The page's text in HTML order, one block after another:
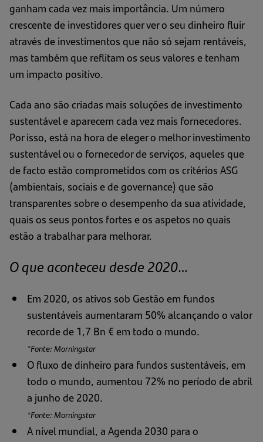
ganham cada vez mais importância. Um número
crescente de investidores quer ver o seu dinheiro fluir
através de investimentos que não só sejam rentáveis,
mas também que reflitam os seus valores e tenham
um impacto positivo.
Cada ano são criadas mais soluções de investimento
sustentável e aparecem cada vez mais fornecedores.
Por isso, está na hora de eleger o melhor investimento
sustentável ou o fornecedor de serviços, aqueles que
de facto estão comprometidos com os critérios ASG
(ambientais, sociais e de governance) que são
transparentes sobre o desempenho da sua atividade,
quais os seus pontos fortes e os aspetos no quais
estão a trabalhar para melhorar.
O que aconteceu desde 2020…
Em 2020, os ativos sob Gestão em fundos
sustentáveis aumentaram 50% alcançando o valor
recorde de 1,7 Bn € em todo o mundo.
*Fonte: Morningstar
O fluxo de dinheiro para fundos sustentáveis, em
todo o mundo, aumentou 72% no período de abril
a junho de 2020.
*Fonte: Morningstar
A nível mundial, a Agenda 2030 para o